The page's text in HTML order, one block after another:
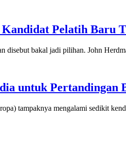
Pelatih Baru
bakal jadi pilihan. John
untuk
mengalami sedikit